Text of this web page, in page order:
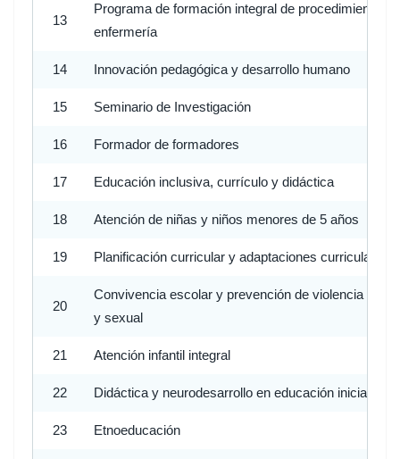
13
Programa de formación integral de procedimientos
enfermería
14 Innovación pedagógica y desarrollo humano
15 Seminario de Investigación
16 Formador de formadores
17 Educación inclusiva, currículo y didáctica
18 Atención de niñas y niños menores de 5 años
19 Planificación curricular y adaptaciones curriculares
20
Convivencia escolar y prevención de violencia
y sexual
21 Atención infantil integral
22 Didáctica y neurodesarrollo en educación inicial
23 Etnoeducación